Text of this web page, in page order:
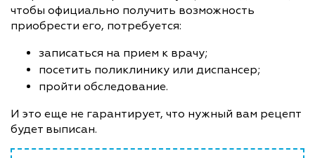
чтобы официально получить возможность
приобрести его, потребуется:
записаться на прием к врачу;
посетить поликлинику или диспансер;
пройти обследование.
И это еще не гарантирует, что нужный вам рецепт
будет выписан.